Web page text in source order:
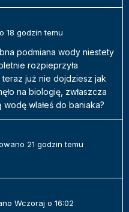
18 godzin temu
podmiana wody niestety
rozpieprzyła
już nie dojdziesz jak
na biologię, zwłaszcza
wodę wlałeś do baniaka?
21 godzin temu
Wczoraj o 16:02